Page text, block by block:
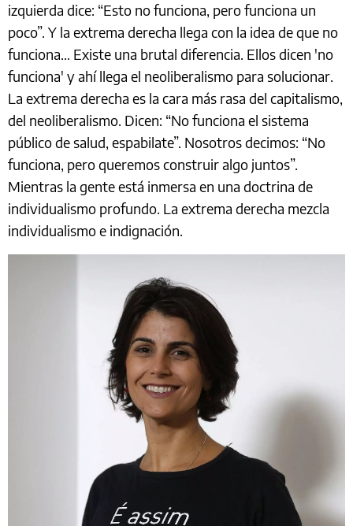
izquierda dice: “Esto no funciona, pero funciona un
poco”. Y la extrema derecha llega con la idea de que no
funciona… Existe una brutal diferencia. Ellos dicen 'no
funciona' y ahí llega el neoliberalismo para solucionar.
La extrema derecha es la cara más rasa del capitalismo,
del neoliberalismo. Dicen: “No funciona el sistema
público de salud, espabilate”. Nosotros decimos: “No
funciona, pero queremos construir algo juntos”.
Mientras la gente está inmersa en una doctrina de
individualismo profundo. La extrema derecha mezcla
individualismo e indignación.